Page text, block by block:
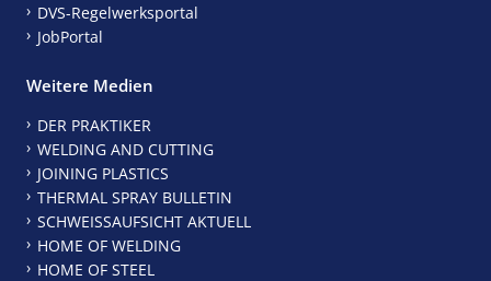
DVS-Regelwerksportal
JobPortal
Weitere Medien
DER PRAKTIKER
WELDING AND CUTTING
JOINING PLASTICS
THERMAL SPRAY BULLETIN
SCHWEISSAUFSICHT AKTUELL
HOME OF WELDING
HOME OF STEEL